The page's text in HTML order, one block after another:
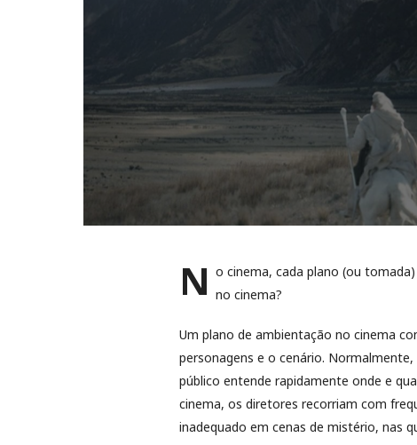
N o cinema, cada plano (ou
no cinema?
Um plano de ambientação no cinema
personagens e o cenário.
público entende rapidamente onde e
cinema, os diretores recorriam com
inadequado em cenas de mistério, nas